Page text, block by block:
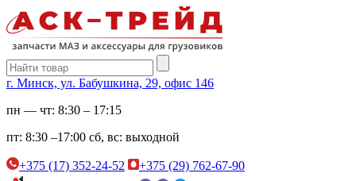
г. Минск, ул. Бабушкина, 29, офис 146
пн — чт: 8:30 – 17:15
пт: 8:30 –17:00 сб, вс: выходной
+375 (17) 352-24-52
+375 (29) 762-67-90